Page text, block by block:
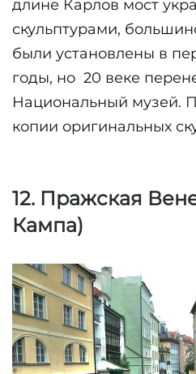
длине Карлов мост
скульптурами,
были установлены в
годы, но  20 веке
Национальный музей.
копии оригинальных
12. Пражская
Кампа)